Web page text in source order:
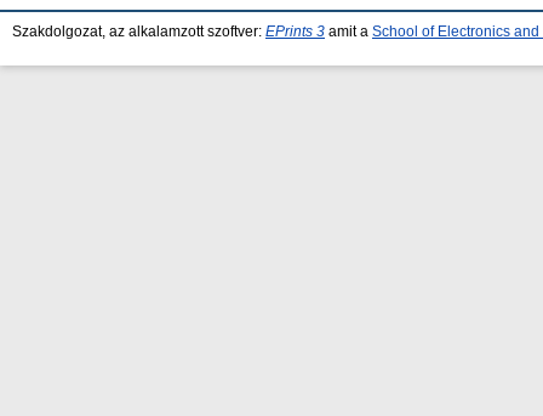
Szakdolgozat, az alkalamzott szoftver: EPrints 3 amit a School of Electronics